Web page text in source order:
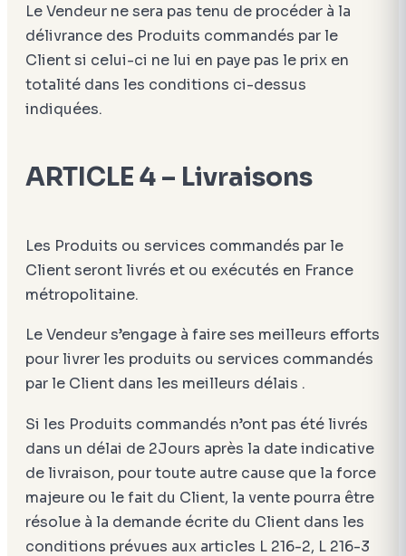
Le Vendeur ne sera pas tenu de procéder à la
délivrance des Produits commandés par le
Client si celui-ci ne lui en paye pas le prix en
totalité dans les conditions ci-dessus
indiquées.
ARTICLE 4 – Livraisons
Les Produits ou services commandés par le
Client seront livrés et ou exécutés en France
métropolitaine.
Le Vendeur s’engage à faire ses meilleurs efforts
pour livrer les produits ou services commandés
par le Client dans les meilleurs délais .
Si les Produits commandés n’ont pas été livrés
dans un délai de 2Jours après la date indicative
de livraison, pour toute autre cause que la force
majeure ou le fait du Client, la vente pourra être
résolue à la demande écrite du Client dans les
conditions prévues aux articles L 216-2, L 216-3